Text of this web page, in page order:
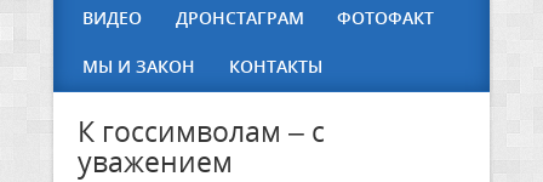
ВИДЕО ДРОНСТАГРАМ ФОТОФАКТ
МЫ И ЗАКОН КОНТАКТЫ
К госсимволам – с
уважением